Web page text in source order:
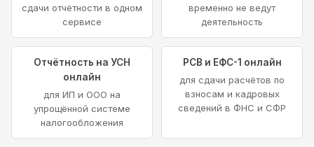
сдачи отчётности в одном
сервисе
временно не ведут
деятельность
Отчётность на УСН
онлайн
для ИП и ООО на
упрощённой системе
налогообложения
РСВ и ЕФС-1 онлайн
для сдачи расчётов по
взносам и кадровых
сведений в ФНС и СФР